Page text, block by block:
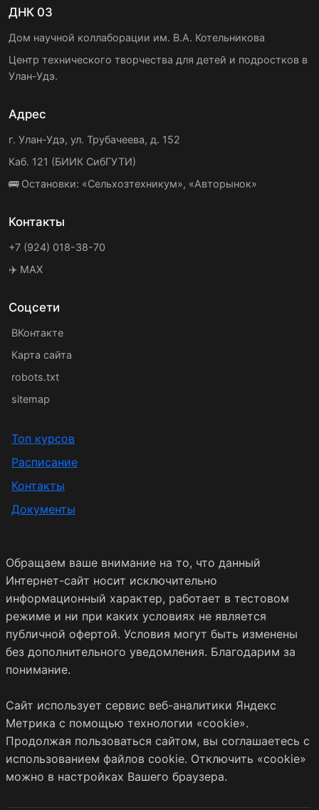
ДНК 03
Дом научной коллаборации им. В.А. Котельникова
Центр технического творчества для детей и подростков в
Улан-Удэ.
Адрес
г. Улан-Удэ, ул. Трубачеева, д. 152
Каб. 121 (БИИК СибГУТИ)
🚌 Остановки: «Сельхозтехникум», «Авторынок»
Контакты
+7 (924) 018-38-70
✈️ MAX
Соцсети
ВКонтакте
Карта сайта
robots.txt
sitemap
Топ курсов
Расписание
Контакты
Документы
Обращаем ваше внимание на то, что данный
Интернет-сайт носит исключительно
информационный характер, работает в тестовом
режиме и ни при каких условиях не является
публичной офертой. Условия могут быть изменены
без дополнительного уведомления. Благодарим за
понимание.
Сайт использует сервис веб-аналитики Яндекс
Метрика с помощью технологии «cookie».
Продолжая пользоваться сайтом, вы соглашаетесь с
использованием файлов cookie. Отключить «cookie»
можно в настройках Вашего браузера.